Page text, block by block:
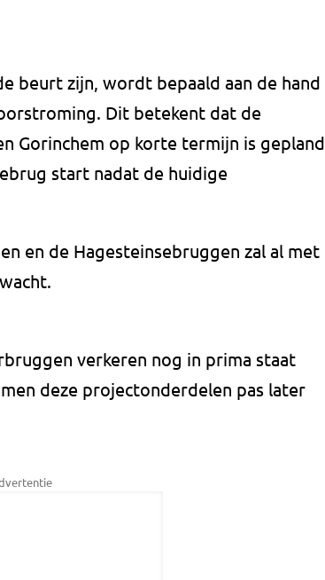
beurt zijn, wordt bepaald aan de hand
Dit betekent dat de
Gorinchem op korte termijn is gepland
start nadat de huidige
en de Hagesteinsebruggen zal al met
verkeren nog in prima staat
deze projectonderdelen pas later